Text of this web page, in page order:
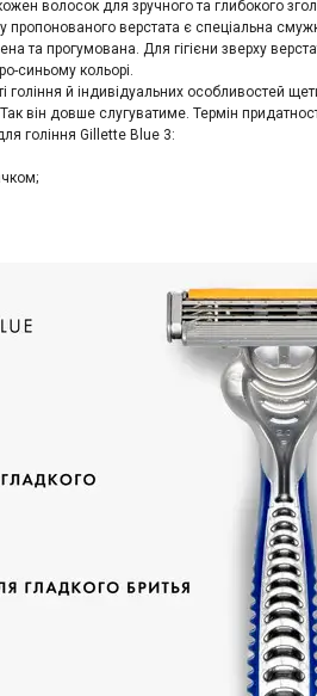
волосок для зручного та глибокого
пропонованого верстата є спеціальна
та прогумована. Для гігієни зверху
синьому кольорі.
гоління й індивідуальних особливостей
він довше слугуватиме. Термін
гоління Gillette Blue 3: